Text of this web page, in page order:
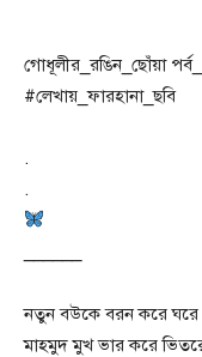
গোধূলীর_রঙিন_ছোঁয়া
#লেখায়_ফারহানা_ছবি
.
.
নতুন বউকে বরন করে ঘরে
মাহমুদ মুখ ভার করে ভিতরে